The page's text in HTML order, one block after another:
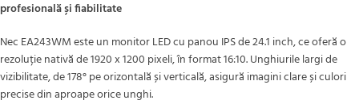
profesională și fiabilitate
Nec EA243WM este un monitor LED cu panou IPS de 24.1 inch, ce oferă o
rezoluție nativă de 1920 x 1200 pixeli, în format 16:10. Unghiurile largi de
vizibilitate, de 178° pe orizontală și verticală, asigură imagini clare și culori
precise din aproape orice unghi.